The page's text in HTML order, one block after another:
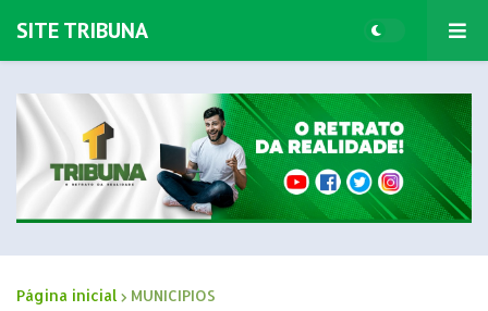
SITE TRIBUNA
Página inicial MUNICIPIOS